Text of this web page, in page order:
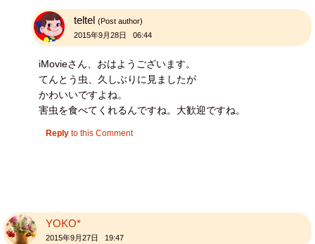
teltel (Post author)
2015年9月28日 06:44
iMovieさん、おはようございます。
てんとう虫、久しぶりに見ましたが
かわいいですよね。
害虫を食べてくれるんですね。大歓迎ですね。
Reply to this Comment
YOKO*
2015年9月27日 19:47